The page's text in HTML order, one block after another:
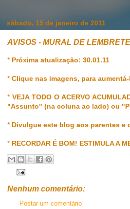
sábado, 15 de janeiro de 2011
AVISOS - MURAL DE
* Próxima atualização: 30.01.11
* Clique nas imagens, para
* VEJA TODO O ACERVO
"Assunto" (na coluna ao lado) ou
* Divulgue este blog aos parentes
* RECORDAR É BOM! ESTIMULA A
Nenhum comentário:
Postar um comentário